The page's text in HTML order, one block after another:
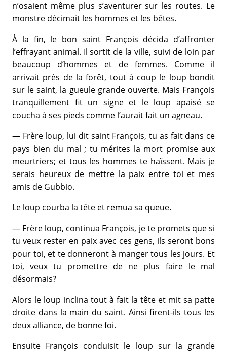
n’osaient même plus s’aventurer sur les routes. Le
monstre décimait les hommes et les bêtes.
À la fin, le bon saint François décida d’affronter
l’effrayant animal. Il sortit de la ville, suivi de loin par
beaucoup d’hommes et de femmes. Comme il
arrivait près de la forêt, tout à coup le loup bondit
sur le saint, la gueule grande ouverte. Mais François
tranquillement fit un signe et le loup apaisé se
coucha à ses pieds comme l’aurait fait un agneau.
— Frère loup, lui dit saint François, tu as fait dans ce
pays bien du mal ; tu mérites la mort promise aux
meurtriers; et tous les hommes te haïssent. Mais je
serais heureux de mettre la paix entre toi et mes
amis de Gubbio.
Le loup courba la tête et remua sa queue.
— Frère loup, continua François, je te promets que si
tu veux rester en paix avec ces gens, ils seront bons
pour toi, et te donneront à manger tous les jours. Et
toi, veux tu promettre de ne plus faire le mal
désormais?
Alors le loup inclina tout à fait la tête et mit sa patte
droite dans la main du saint. Ainsi firent-ils tous les
deux alliance, de bonne foi.
Ensuite François conduisit le loup sur la grande